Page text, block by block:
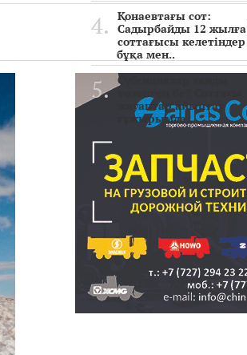
Қонаевтағы сот:
Садырбайды 12 жылға
соттағысы келетіндер
бұқа мен..
Субсидиялар заңды
жауаптар айыптау
тұжырымда..